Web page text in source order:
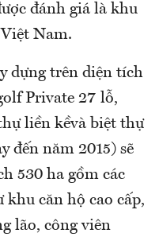
đánh giá là khu
Nam.
dựng trên diện tích
Private 27 lỗ,
liền kềvà biệt thự
đến năm 2015) sẽ
530 ha gồm các
căn hộ cao cấp,
lão, công viên